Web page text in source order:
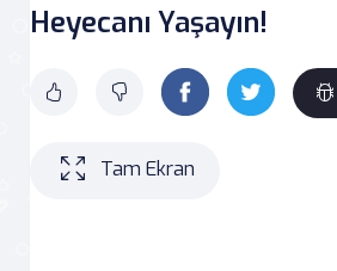
Heyecanı Yaşayın!
Tam Ekran